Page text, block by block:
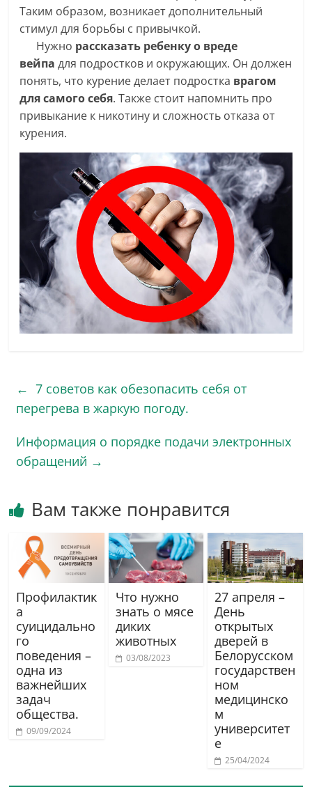
Таким образом, возникает дополнительный
стимул для борьбы с привычкой.
Нужно рассказать ребенку о вреде
вейпа для подростков и окружающих. Он должен
понять, что курение делает подростка врагом
для самого себя. Также стоит напомнить про
привыкание к никотину и сложность отказа от
курения.
← 7 советов как обезопасить себя от
перегрева в жаркую погоду.
Информация о порядке подачи электронных
обращений →
Вам также понравится
Профилактик
а
суицидально
го
поведения –
одна из
важнейших
задач
общества.
09/09/2024
Что нужно
знать о мясе
диких
животных
03/08/2023
27 апреля –
День
открытых
дверей в
Белорусском
государствен
ном
медицинско
м
университет
е
25/04/2024